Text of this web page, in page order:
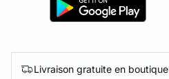
Livraison gratuite en